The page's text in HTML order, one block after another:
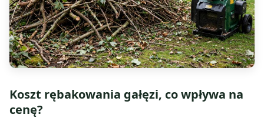
Koszt rębakowania gałęzi, co wpływa na
cenę?